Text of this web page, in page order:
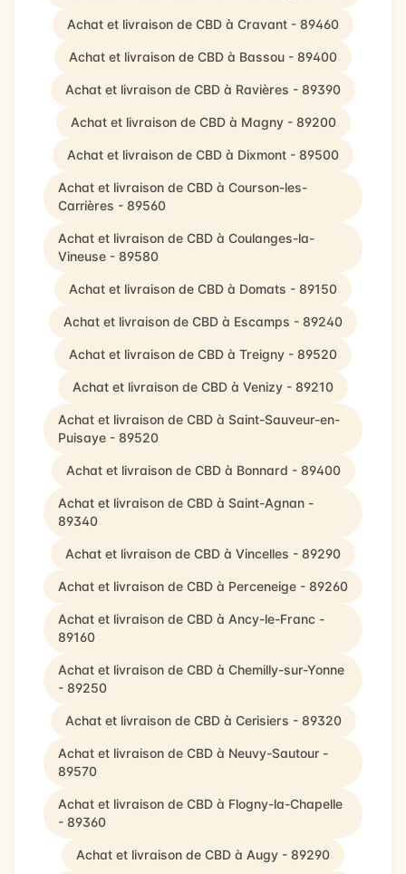
Achat et livraison de CBD à Cravant - 89460
Achat et livraison de CBD à Bassou - 89400
Achat et livraison de CBD à Ravières - 89390
Achat et livraison de CBD à Magny - 89200
Achat et livraison de CBD à Dixmont - 89500
Achat et livraison de CBD à Courson-les-
Carrières - 89560
Achat et livraison de CBD à Coulanges-la-
Vineuse - 89580
Achat et livraison de CBD à Domats - 89150
Achat et livraison de CBD à Escamps - 89240
Achat et livraison de CBD à Treigny - 89520
Achat et livraison de CBD à Venizy - 89210
Achat et livraison de CBD à Saint-Sauveur-en-
Puisaye - 89520
Achat et livraison de CBD à Bonnard - 89400
Achat et livraison de CBD à Saint-Agnan -
89340
Achat et livraison de CBD à Vincelles - 89290
Achat et livraison de CBD à Perceneige - 89260
Achat et livraison de CBD à Ancy-le-Franc -
89160
Achat et livraison de CBD à Chemilly-sur-Yonne
- 89250
Achat et livraison de CBD à Cerisiers - 89320
Achat et livraison de CBD à Neuvy-Sautour -
89570
Achat et livraison de CBD à Flogny-la-Chapelle
- 89360
Achat et livraison de CBD à Augy - 89290